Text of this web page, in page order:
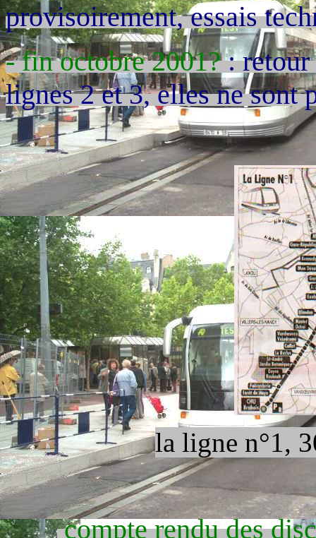
provisoirement, essais
- fin octobre 2001?: retour
lignes 2 et 3, elles ne sont
la ligne n°1,
compte rendu des